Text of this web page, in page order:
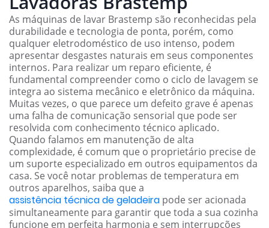
As máquinas de lavar Brastemp são reconhecidas pela
durabilidade e tecnologia de ponta, porém, como
qualquer eletrodoméstico de uso intenso, podem
apresentar desgastes naturais em seus componentes
internos. Para realizar um reparo eficiente, é
fundamental compreender como o ciclo de lavagem se
integra ao sistema mecânico e eletrônico da máquina.
Muitas vezes, o que parece um defeito grave é apenas
uma falha de comunicação sensorial que pode ser
resolvida com conhecimento técnico aplicado.
Quando falamos em manutenção de alta
complexidade, é comum que o proprietário precise de
um suporte especializado em outros equipamentos da
casa. Se você notar problemas de temperatura em
outros aparelhos, saiba que a
assistência técnica de geladeira pode ser acionada
simultaneamente para garantir que toda a sua cozinha
funcione em perfeita harmonia e sem interrupções